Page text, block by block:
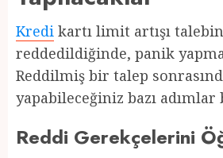
Kredi kartı limit artışı
reddedildiğinde, panik
Reddilmiş bir talep
yapabileceğiniz bazı
Reddi Gerekçelerini